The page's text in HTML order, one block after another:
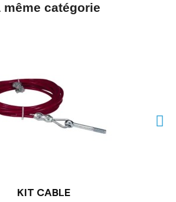
catégorie
KIT CABLE